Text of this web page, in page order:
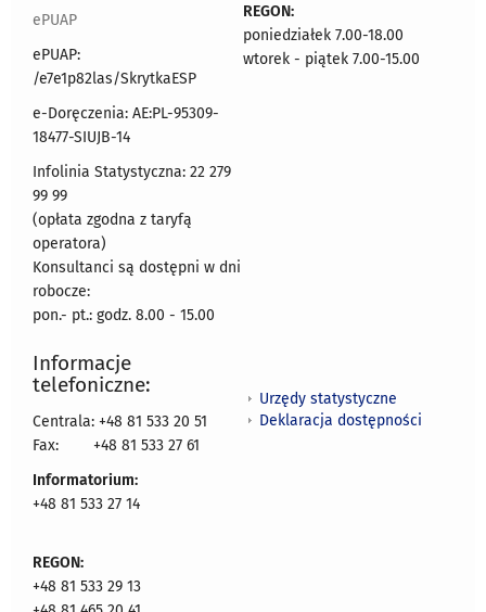
ePUAP
ePUAP:
/e7e1p82las/SkrytkaESP
e-Doręczenia: AE:PL-95309-
18477-SIUJB-14
Infolinia Statystyczna: 22 279
99 99
(opłata zgodna z taryfą
operatora)
Konsultanci są dostępni w dni
robocze:
pon.- pt.: godz. 8.00 - 15.00
REGON:
poniedziałek 7.00-18.00
wtorek - piątek 7.00-15.00
Informacje
telefoniczne:
Centrala: +48 81 533 20 51
Fax:
+48 81 533 27 61
Informatorium:
+48 81 533 27 14
REGON:
+48 81 533 29 13
Urzędy statystyczne
Deklaracja dostępności